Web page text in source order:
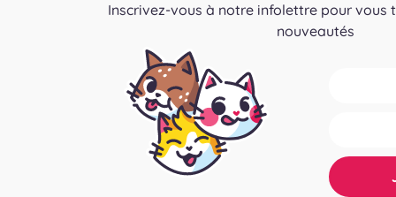
Inscrivez-vous à notre infolettre pour vous
nouveautés